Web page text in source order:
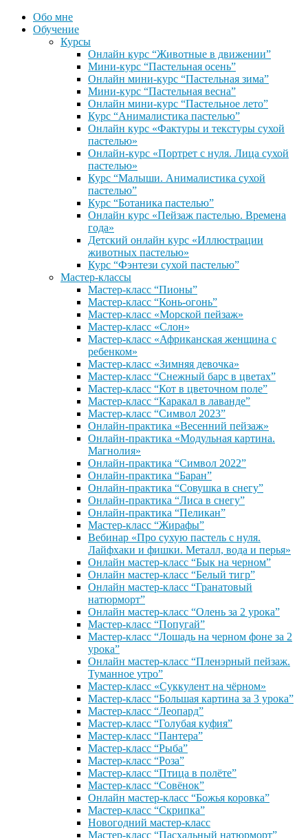
Обо мне
Обучение
Курсы
Онлайн курс “Животные в движении”
Мини-курс “Пастельная осень”
Онлайн мини-курс “Пастельная зима”
Мини-курс “Пастельная весна”
Онлайн мини-курс “Пастельное лето”
Курс “Анималистика пастелью”
Онлайн курс «Фактуры и текстуры сухой
пастелью»
Онлайн-курс «Портрет с нуля. Лица сухой
пастелью»
Курс “Малыши. Анималистика сухой
пастелью”
Курс “Ботаника пастелью”
Онлайн курс «Пейзаж пастелью. Времена
года»
Детский онлайн курс «Иллюстрации
животных пастелью»
Курс “Фэнтези сухой пастелью”
Мастер-классы
Мастер-класс “Пионы”
Мастер-класс “Конь-огонь”
Мастер-класс «Морской пейзаж»
Мастер-класс «Слон»
Мастер-класс «Африканская женщина с
ребенком»
Мастер-класс «Зимняя девочка»
Мастер-класс “Снежный барс в цветах”
Мастер-класс “Кот в цветочном поле”
Мастер-класс “Каракал в лаванде”
Мастер-класс “Символ 2023”
Онлайн-практика «Весенний пейзаж»
Онлайн-практика «Модульная картина.
Магнолия»
Онлайн-практика “Символ 2022”
Онлайн-практика “Баран”
Онлайн-практика “Совушка в снегу”
Онлайн-практика “Лиса в снегу”
Онлайн-практика “Пеликан”
Мастер-класс “Жирафы”
Вебинар «Про сухую пастель с нуля.
Лайфхаки и фишки. Металл, вода и перья»
Онлайн мастер-класс “Бык на черном”
Онлайн мастер-класс “Белый тигр”
Онлайн мастер-класс “Гранатовый
натюрморт”
Онлайн мастер-класс “Олень за 2 урока”
Мастер-класс “Попугай”
Мастер-класс “Лошадь на черном фоне за 2
урока”
Онлайн мастер-класс “Пленэрный пейзаж.
Туманное утро”
Мастер-класс «Суккулент на чёрном»
Мастер-класс “Большая картина за 3 урока”
Мастер-класс “Леопард”
Мастер-класс “Голубая куфия”
Мастер-класс “Пантера”
Мастер-класс “Рыба”
Мастер-класс “Роза”
Мастер-класс “Птица в полёте”
Мастер-класс “Совёнок”
Онлайн мастер-класс “Божья коровка”
Мастер-класс “Скрипка”
Новогодний мастер-класс
Мастер-класс “Пасхальный натюрморт”